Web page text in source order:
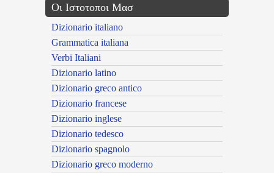
Οι Ιστοτοποι Μασ
Dizionario italiano
Grammatica italiana
Verbi Italiani
Dizionario latino
Dizionario greco antico
Dizionario francese
Dizionario inglese
Dizionario tedesco
Dizionario spagnolo
Dizionario greco moderno